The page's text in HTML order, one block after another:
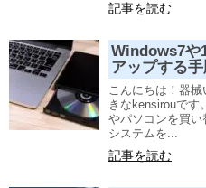
記事を読む
Windows7や
アップする手
こんにちは！器
きなkensirouです
やパソコンを買い
システムを...
記事を読む